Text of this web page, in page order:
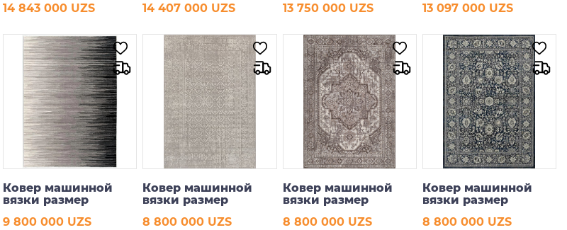
14 843 000 UZS
В корзину
14 407 000 UZS
В корзину
13 750 000 UZS
В корзину
13 097 000 UZS
В корзину
Ковер машинной
вязки размер
9 800 000 UZS
Ковер машинной
вязки размер
8 800 000 UZS
Ковер машинной
вязки размер
8 800 000 UZS
Ковер машинной
вязки размер
8 800 000 UZS